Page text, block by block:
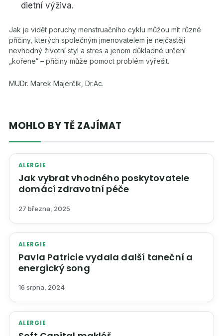
dietní výživa.
Jak je vidět poruchy menstruačního cyklu můžou mít různé
příčiny, kterých společným jmenovatelem je nejčastěji
nevhodný životní styl a stres a jenom důkladné určení
„kořene“ – příčiny může pomoct problém vyřešit.
MUDr. Marek Majerčík, Dr.Ac.
MOHLO BY TĚ ZAJÍMAT
ALERGIE
Jak vybrat vhodného poskytovatele
domácí zdravotní péče
27 března, 2025
ALERGIE
Pavla Patricie vydala další taneční a
energický song
16 srpna, 2024
ALERGIE